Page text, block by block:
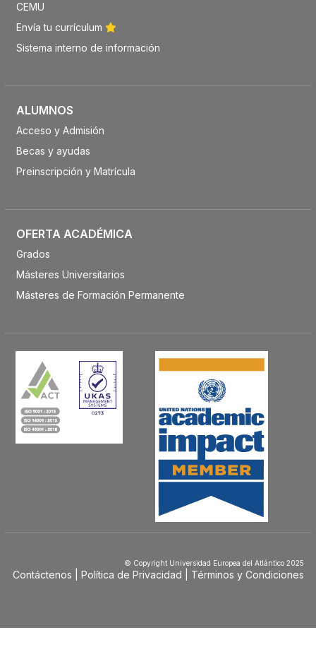
CEMU
Envía tu currículum
Sistema interno de información
ALUMNOS
Acceso y Admisión
Becas y ayudas
Preinscripción y Matrícula
OFERTA ACADÉMICA
Grados
Másteres Universitarios
Másteres de Formación Permanente
© Copyright Universidad Europea del Atlántico 2025
Contáctenos Política de Privacidad Términos y Condiciones